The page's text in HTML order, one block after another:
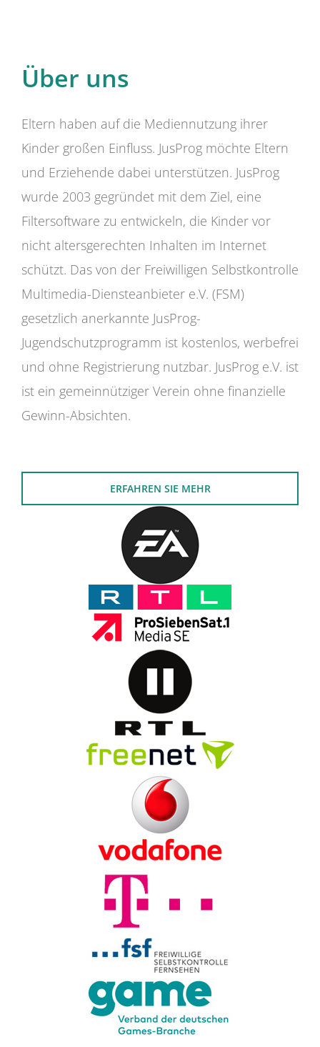
Über uns
Eltern haben auf die Mediennutzung ihrer
Kinder großen Einfluss. JusProg möchte Eltern
und Erziehende dabei unterstützen. JusProg
wurde 2003 gegründet mit dem Ziel, eine
Filtersoftware zu entwickeln, die Kinder vor
nicht altersgerechten Inhalten im Internet
schützt. Das von der Freiwilligen Selbstkontrolle
Multimedia-Diensteanbieter e.V. (FSM)
gesetzlich anerkannte JusProg-
Jugendschutzprogramm ist kostenlos, werbefrei
und ohne Registrierung nutzbar. JusProg e.V. ist
ist ein gemeinnütziger Verein ohne finanzielle
Gewinn-Absichten.
ERFAHREN SIE MEHR